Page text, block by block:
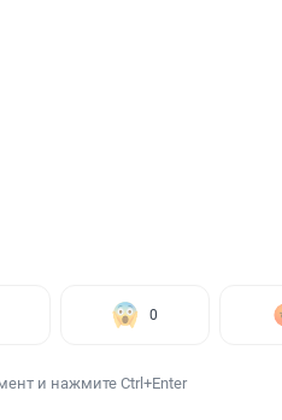
0
и нажмите Ctrl+Enter